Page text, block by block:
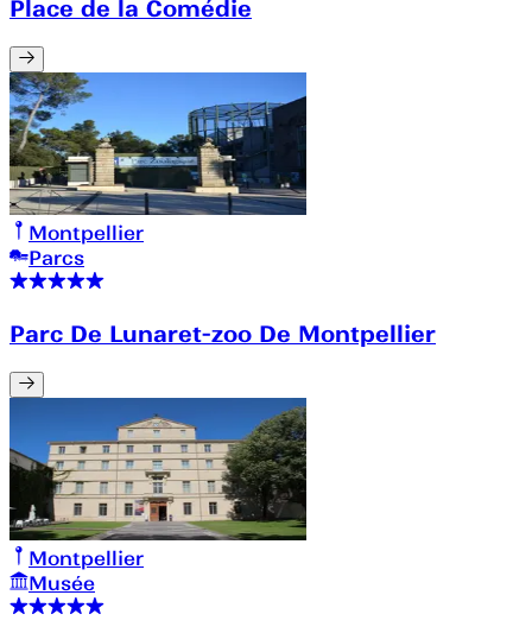
Place de la Comédie
Montpellier
Parcs
Parc De Lunaret-zoo De Montpellier
Montpellier
Musée